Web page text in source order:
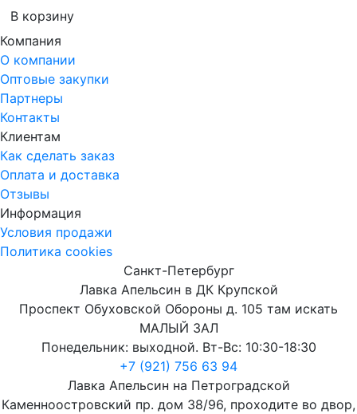
В корзину
Компания
О компании
Оптовые закупки
Партнеры
Контакты
Клиентам
Как сделать заказ
Оплата и доставка
Отзывы
Информация
Условия продажи
Политика cookies
Санкт-Петербург
Лавка Апельсин в ДК Крупской
Проспект Обуховской Обороны д. 105 там искать
МАЛЫЙ ЗАЛ
Понедельник: выходной. Вт-Вс: 10:30-18:30
+7 (921) 756 63 94
Лавка Апельсин на Петроградской
Каменноостровский пр. дом 38/96, проходите во двор,